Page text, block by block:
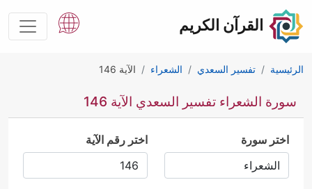
القرآن الكريم
الرئيسية تفسير السعدي الشعراء الآية 146
سورة الشعراء تفسير السعدي الآية 146
اختر سورة اختر رقم الآية